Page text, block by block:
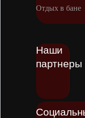
Отдых в бане
Наши
партнеры